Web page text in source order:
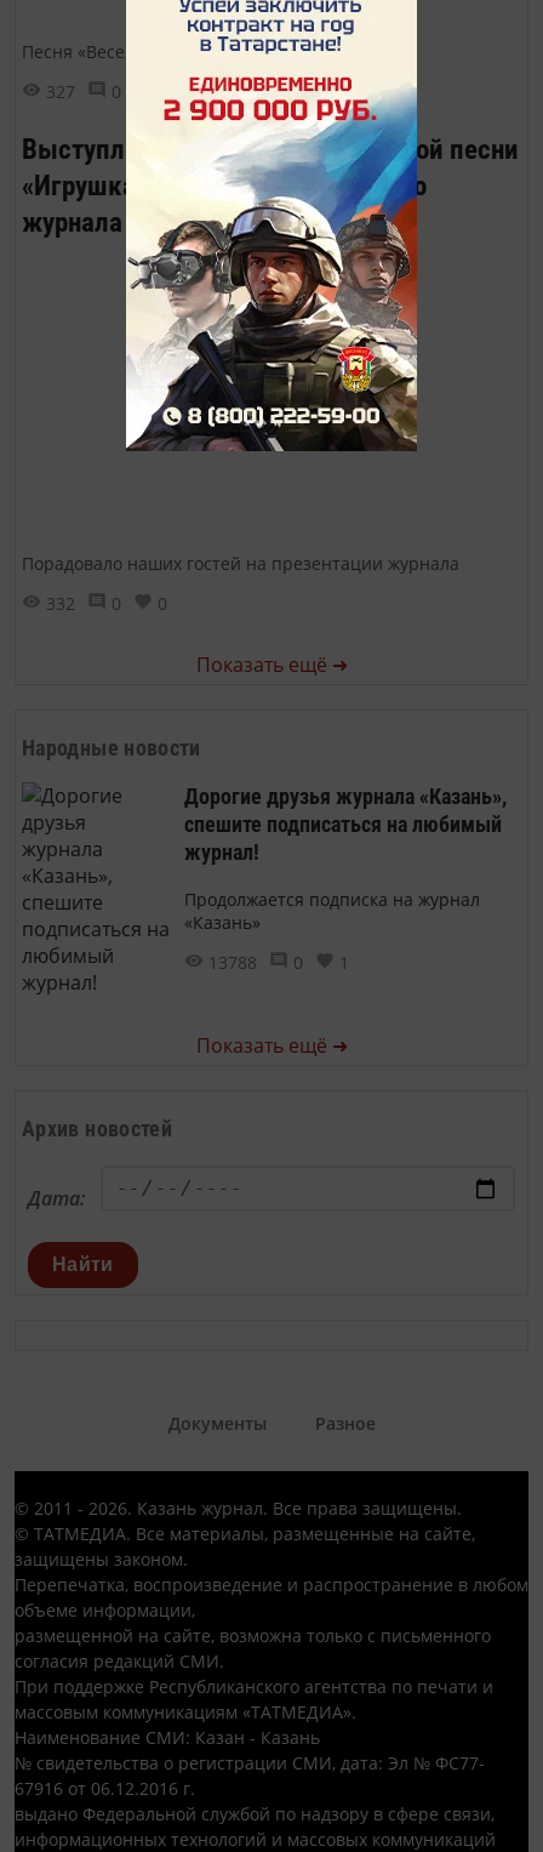
Песня «Веселый барабанщик»
327
0
Выступление ансамбля бардовской песни
«Игрушка» на презентации нашего
журнала
Порадовало наших гостей на презентации журнала
332
0 0
Показать ещё ➜
Народные новости
Дорогие друзья журнала «Казань»,
спешите подписаться на любимый
журнал!
Продолжается подписка на журнал
«Казань»
13788
0 1
Показать ещё ➜
Архив новостей
Дата:
Найти
Документы Разное
© 2011 - 2026. Казань журнал. Все права защищены.
© ТАТМЕДИА. Все материалы, размещенные на сайте,
защищены законом.
Перепечатка, воспроизведение и распространение в любом
объеме информации,
размещенной на сайте, возможна только с письменного
согласия редакций СМИ.
При поддержке Республиканского агентства по печати и
массовым коммуникациям «ТАТМЕДИА».
Наименование СМИ: Казан - Казань
№ свидетельства о регистрации СМИ, дата: Эл № ФС77-
67916 от 06.12.2016 г.
выдано Федеральной службой по надзору в сфере связи,
информационных технологий и массовых коммуникаций